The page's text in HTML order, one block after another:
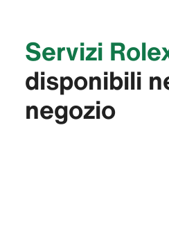
Servizi
disponibili
negozio